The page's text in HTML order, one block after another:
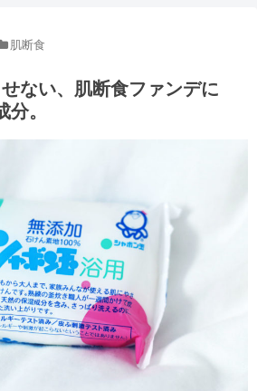
肌断食
ない、肌断食ファンデに
。